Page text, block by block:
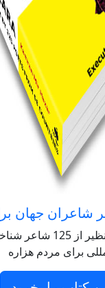
شاعران جهان
مجموعه شعر بی نظیر
برای مردم هزاره